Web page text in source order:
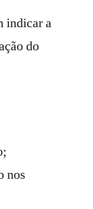
indicar a
do
nos